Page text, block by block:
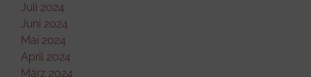
Juli 2024
Juni 2024
Mai 2024
April 2024
März 2024